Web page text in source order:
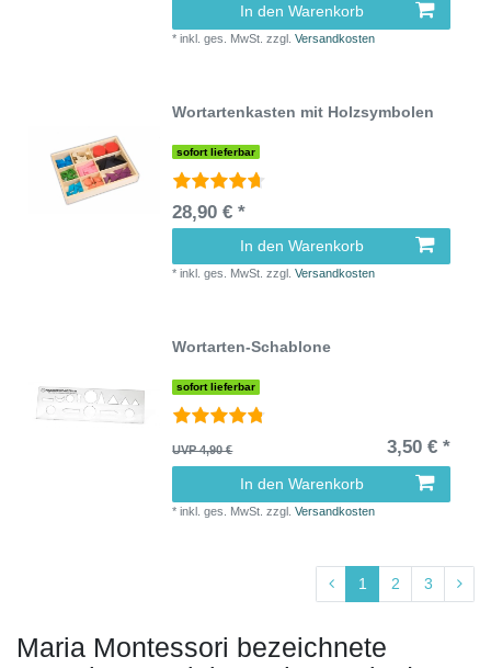
In den Warenkorb
*inkl. ges. MwSt. zzgl.Versandkosten
Wortartenkasten mit Holzsymbolen
sofort lieferbar
28,90 € *
In den Warenkorb
*inkl. ges. MwSt. zzgl.Versandkosten
Wortarten-Schablone
sofort lieferbar
UVP 4,90 € 3,50 € *
In den Warenkorb
*inkl. ges. MwSt. zzgl.Versandkosten
1 2 3
Maria Montessori bezeichnete